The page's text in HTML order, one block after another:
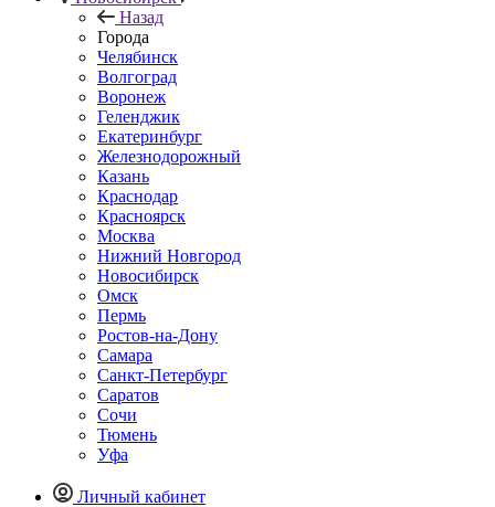
Назад
Города
Челябинск
Волгоград
Воронеж
Геленджик
Екатеринбург
Железнодорожный
Казань
Краснодар
Красноярск
Москва
Нижний Новгород
Новосибирск
Омск
Пермь
Ростов-на-Дону
Самара
Санкт-Петербург
Саратов
Сочи
Тюмень
Уфа
Личный кабинет